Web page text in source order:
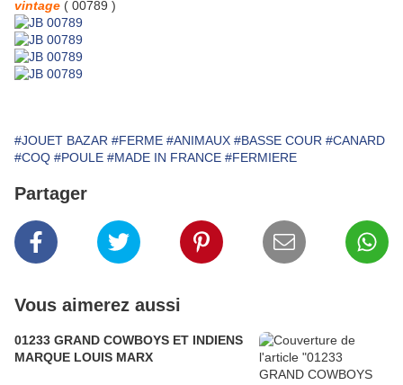
vintage ( 00789 )
#JOUET BAZAR #FERME #ANIMAUX #BASSE COUR #CANARD
#COQ #POULE #MADE IN FRANCE #FERMIERE
Partager
Vous aimerez aussi
01233 GRAND COWBOYS ET INDIENS
MARQUE LOUIS MARX